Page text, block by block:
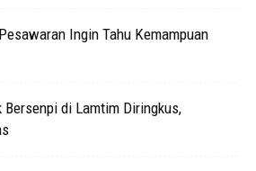
Ingin Tahu Kemampuan
Bersenpi di Lamtim Diringkus,